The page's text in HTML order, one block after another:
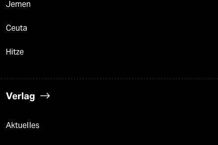
Jemen
Ceuta
Hitze
Verlag
Aktuelles